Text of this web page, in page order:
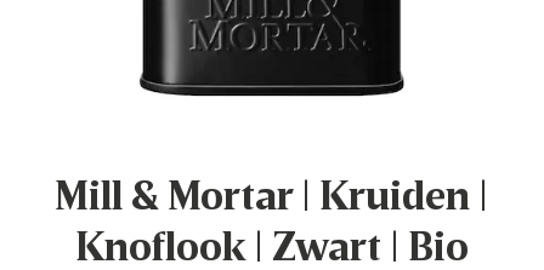
Mill & Mortar | Kruiden |
Knoflook | Zwart | Bio